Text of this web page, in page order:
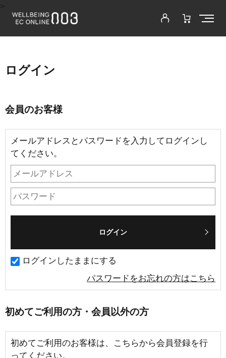
ログイン
会員のお客様
メールアドレスとパスワードを入力してログインし
てください。
ログインしたままにする
パスワードをお忘れの方はこちら
初めてご利用の方・会員以外の方
初めてご利用のお客様は、こちらから会員登録を行
ってください。